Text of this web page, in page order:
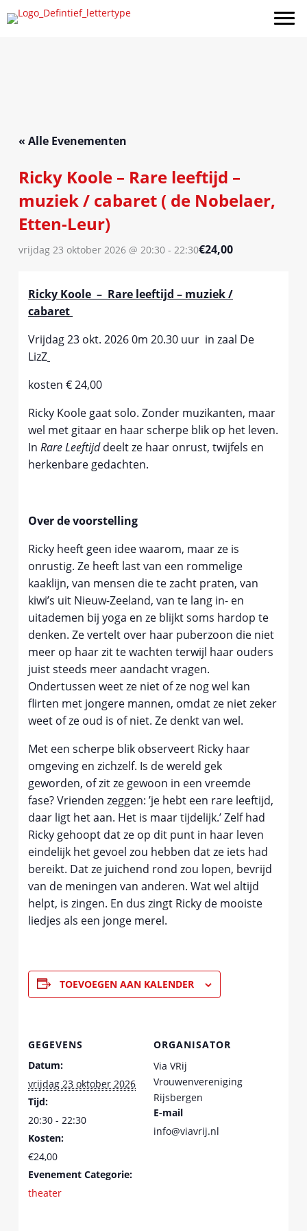
naar
« Alle Evenementen
Ricky Koole – Rare leeftijd –
muziek / cabaret ( de Nobelaer,
Etten-Leur)
vrijdag 23 oktober 2026 @ 20:30 - 22:30€24,00
Ricky Koole – Rare leeftijd – muziek /
cabaret
Vrijdag 23 okt. 2026 0m 20.30 uur in zaal De
LizZ
kosten € 24,00
Ricky Koole gaat solo. Zonder muzikanten, maar
wel met gitaar en haar scherpe blik op het leven.
InRare Leeftijddeelt ze haar onrust, twijfels en
herkenbare gedachten.
Over de voorstelling
Ricky heeft geen idee waarom, maar ze is
onrustig. Ze heeft last van een rommelige
kaaklijn, van mensen die te zacht praten, van
kiwi’s uit Nieuw-Zeeland, van te lang in- en
uitademen bij yoga en ze blijkt soms hardop te
denken. Ze vertelt over haar puberzoon die niet
meer op haar zit te wachten terwijl haar ouders
juist steeds meer aandacht vragen.
Ondertussen weet ze niet of ze nog wel kan
flirten met jongere mannen, omdat ze niet zeker
weet of ze oud is of niet. Ze denkt van wel.
Met een scherpe blik observeert Ricky haar
omgeving en zichzelf. Is de wereld gek
geworden, of zit ze gewoon in een vreemde
fase? Vrienden zeggen: ’je hebt een rare leeftijd,
daar ligt het aan. Het is maar tijdelijk.’ Zelf had
Ricky gehoopt dat ze op dit punt in haar leven
eindelijk het gevoel zou hebben dat ze iets had
bereikt. Dat ze juichend rond zou lopen, bevrijd
van de meningen van anderen. Wat wel altijd
helpt, is zingen. En dus zingt Ricky de mooiste
liedjes als een jonge merel.
TOEVOEGEN AAN KALENDER
GEGEVENS
Datum:
vrijdag 23 oktober 2026
Tijd:
20:30 - 22:30
Kosten:
€24,00
Evenement Categorie:
theater
ORGANISATOR
Via VRij
Vrouwenvereniging
Rijsbergen
E-mail
info@viavrij.nl